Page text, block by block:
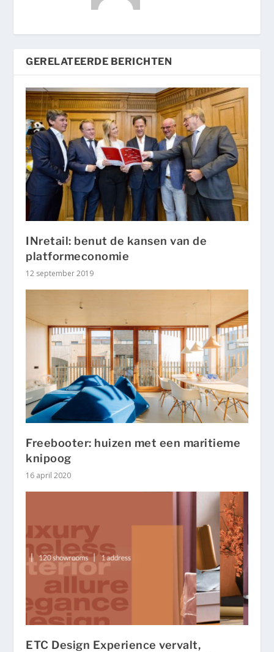
GERELATEERDE BERICHTEN
INretail: benut de kansen van de
platformeconomie
12 september 2019
Freebooter: huizen met een maritieme
knipoog
16 april 2020
ETC Design Experience vervalt,